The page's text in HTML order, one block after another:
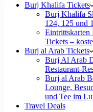
Burj Khalifa Tickets
Burj Khalifa
124, 125 und
Tickets –
Burj al Arab Tickets
Burj Al Arab
Restaurant-
Burj al Arab
Lounge,
und Tee im
Travel Deals